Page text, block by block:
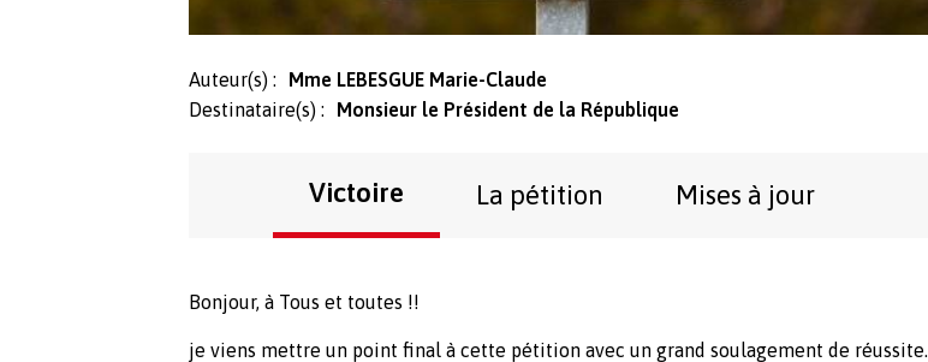
Auteur(s) :
Mme LEBESGUE Marie-Claude
Destinataire(s) :
Monsieur le Président de la République
Victoire La pétition Mises à jour
Bonjour, à Tous et toutes !!
je viens mettre un point final à cette pétition avec un grand soulagement de réussite.